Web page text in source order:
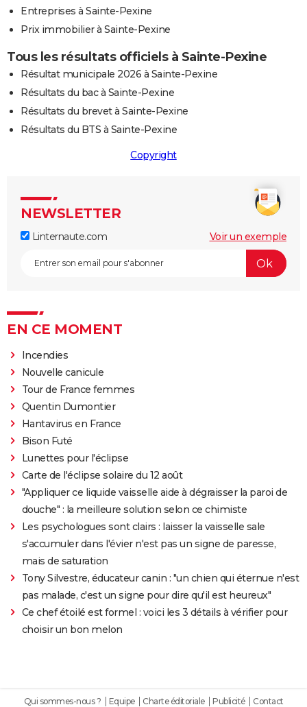
Entreprises à Sainte-Pexine
Prix immobilier à Sainte-Pexine
Tous les résultats officiels à Sainte-Pexine
Résultat municipale 2026 à Sainte-Pexine
Résultats du bac à Sainte-Pexine
Résultats du brevet à Sainte-Pexine
Résultats du BTS à Sainte-Pexine
Copyright
NEWSLETTER
Linternaute.com Voir un exemple
EN CE MOMENT
Incendies
Nouvelle canicule
Tour de France femmes
Quentin Dumontier
Hantavirus en France
Bison Futé
Lunettes pour l'éclipse
Carte de l'éclipse solaire du 12 août
"Appliquer ce liquide vaisselle aide à dégraisser la paroi de
douche" : la meilleure solution selon ce chimiste
Les psychologues sont clairs : laisser la vaisselle sale
s'accumuler dans l'évier n'est pas un signe de paresse,
mais de saturation
Tony Silvestre, éducateur canin : "un chien qui éternue n'est
pas malade, c'est un signe pour dire qu'il est heureux"
Ce chef étoilé est formel : voici les 3 détails à vérifier pour
choisir un bon melon
Qui sommes-nous ? Equipe Charte éditoriale Publicité Contact